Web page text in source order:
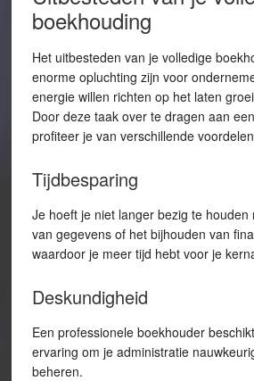
boekhouding
Het uitbesteden van je volledige
enorme opluchting zijn voor
energie willen richten op het laten
Door deze taak over te dragen aan
profiteer je van verschillende
Tijdbesparing
Je hoeft je niet langer bezig te houden
van gegevens of het bijhouden van
waardoor je meer tijd hebt voor je
Deskundigheid
Een professionele boekhouder
ervaring om je administratie
beheren.